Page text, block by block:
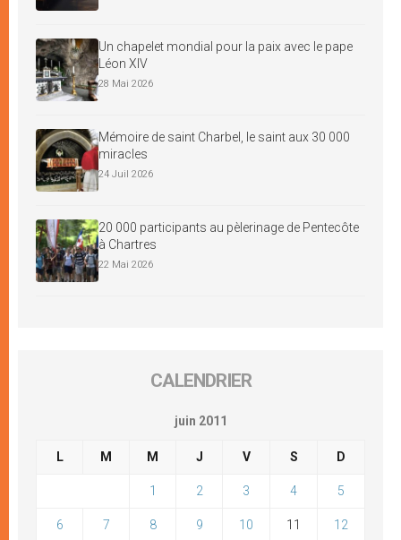
Un chapelet mondial pour la paix avec le pape
Léon XIV
28 Mai 2026
Mémoire de saint Charbel, le saint aux 30 000
miracles
24 Juil 2026
20 000 participants au pèlerinage de Pentecôte
à Chartres
22 Mai 2026
CALENDRIER
juin 2011
L M M J V S D
1 2 3 4 5
6 7 8 9 10 11 12